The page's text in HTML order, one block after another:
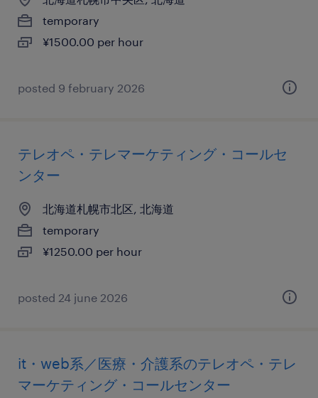
temporary
¥1500.00 per hour
posted 9 february 2026
テレオペ・テレマーケティング・コールセ
ンター
北海道札幌市北区, 北海道
temporary
¥1250.00 per hour
posted 24 june 2026
it・web系／医療・介護系のテレオペ・テレ
マーケティング・コールセンター